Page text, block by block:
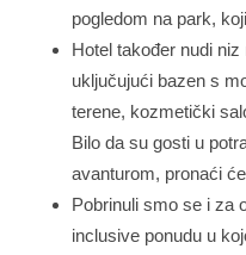
pogledom na park,
Hotel također nudi
uključujući bazen s
terene, kozmetički
Bilo da su gosti u
avanturom, pronaći
Pobrinuli smo se i za
inclusive ponudu u